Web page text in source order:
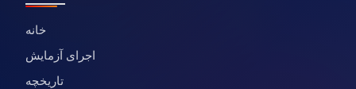
خانه
اجرای آزمایش
تاریخچه